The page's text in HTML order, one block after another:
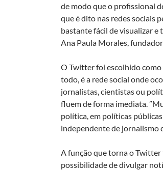
de modo que o profissional
que é dito nas redes sociais
bastante fácil de visualizar e
Ana Paula Morales,
O Twitter foi escolhido como
todo, é a rede social onde
jornalistas, cientistas ou
fluem de forma imediata.
política, em políticas
independente de jornalismo
A função que torna o
possibilidade de divulgar